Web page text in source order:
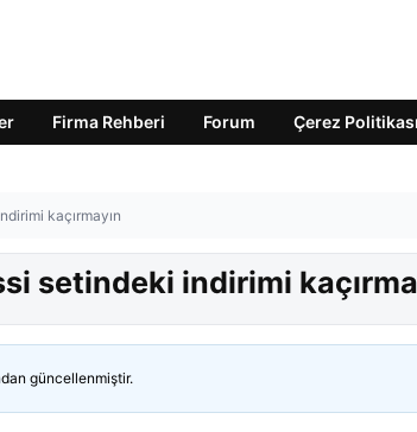
Firma Rehberi Forum Çerez Politikası
kaçırmayın
setindeki indirimi
güncellenmiştir.